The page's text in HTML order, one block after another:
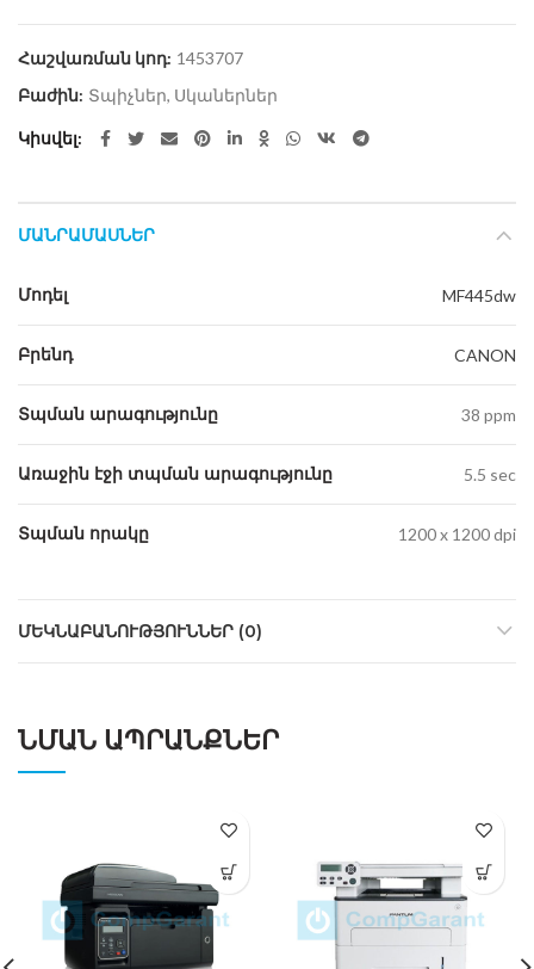
Հաշվառման կոդ: 1453707
Բաժին: Տպիչներ, Սկաներներ
Կիսվել
ՄԱՆՐԱՄԱՍՆԵՐ
Մոդել MF445dw
Բրենդ CANON
Տպման արագությունը 38 ppm
Առաջին էջի տպման արագությունը 5.5 sec
Տպման որակը 1200 x 1200 dpi
ՄԵԿՆԱԲԱՆՈՒԹՅՈՒՆՆԵՐ (0)
ՆՄԱՆ ԱՊՐԱՆՔՆԵՐ